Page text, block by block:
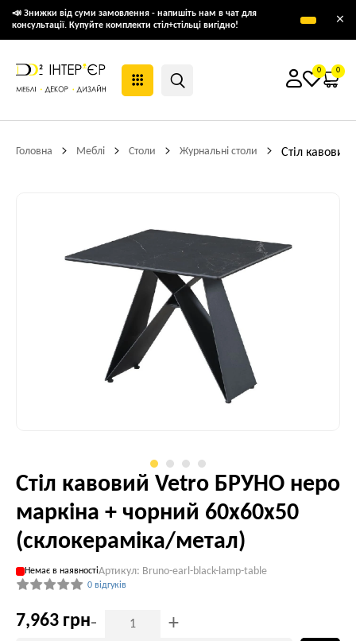
📣 Знижки від суми замовлення - напишіть нам в чат для
консультації. Купуйте комплекти стіл+стільці вигідно!
×
0 0
Головна Меблі Столи Журнальні столи Стіл
Стіл кавовий Vetro БРУНО неро
маркіна + чорний 60x60x50
(склокераміка/метал)
Немає в наявностіАртикул: Bruno-earl-black-lamp-table
0 відгуків
7,963 грн- +